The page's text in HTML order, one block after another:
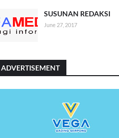
SUSUNAN REDAKSI
June 27, 2017
ADVERTISEMENT